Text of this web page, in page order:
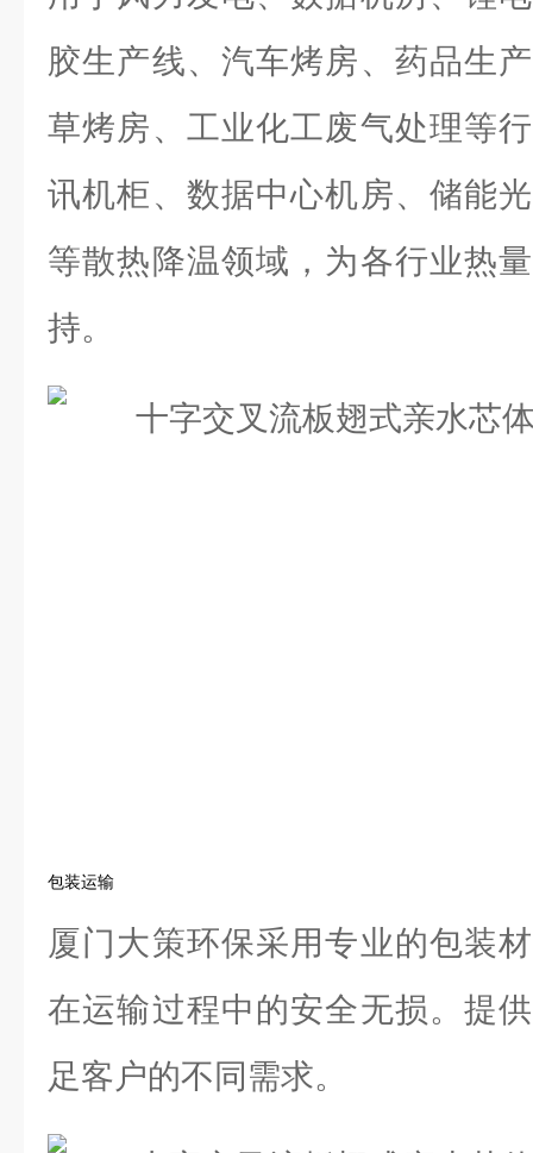
胶生产线、汽车烤房、药品生
草烤房、工业化工废气处理等
讯机柜、数据中心机房、储能
等散热降温领域，为各行业热
持。
包装运输
厦门大策环保采用专业的包装
在运输过程中的安全无损。提
足客户的不同需求。